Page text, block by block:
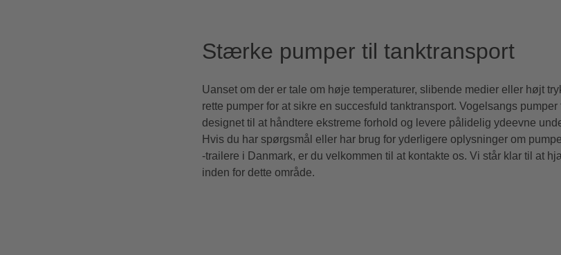
Stærke pumper til tanktransport
Uanset om der er tale om høje temperaturer, slibende medier eller højt
rette pumper for at sikre en succesfuld tanktransport. Vogelsangs
designet til at håndtere ekstreme forhold og levere pålidelig ydeevne
Hvis du har spørgsmål eller har brug for yderligere oplysninger om
-trailere i Danmark, er du velkommen til at kontakte os. Vi står klar til at
inden for dette område.